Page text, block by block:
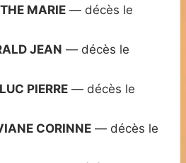
MARIE — décès le
JEAN — décès le
PIERRE — décès le
CORINNE — décès le